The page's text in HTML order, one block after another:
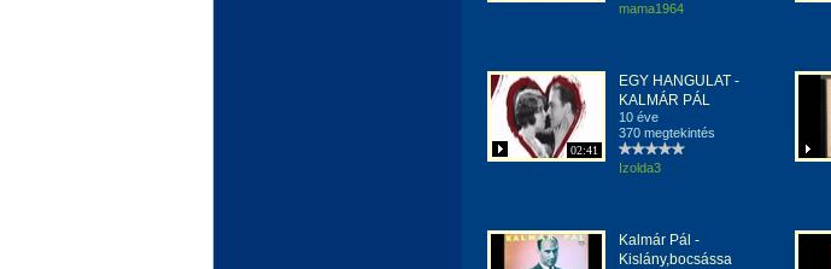
mama1964
02:41
EGY HANGULAT -
KALMÁR PÁL
10 éve
370 megtekintés
Izolda3
Kalmár Pál -
Kislány,bocsássa